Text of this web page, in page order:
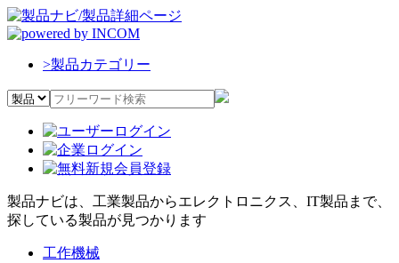
>製品カテゴリー
製品ナビは、工業製品からエレクトロニクス、IT製品まで、
探している製品が見つかります
工作機械